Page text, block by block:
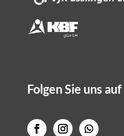
Folgen Sie uns